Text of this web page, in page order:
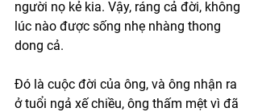
người nọ kẻ kia. Vậy, ráng cả đời, không
lúc nào được sống nhẹ nhàng thong
dong cả.
Đó là cuộc đời của ông, và ông nhận ra
ở tuổi ngả xế chiều, ông thấm mệt vì đã